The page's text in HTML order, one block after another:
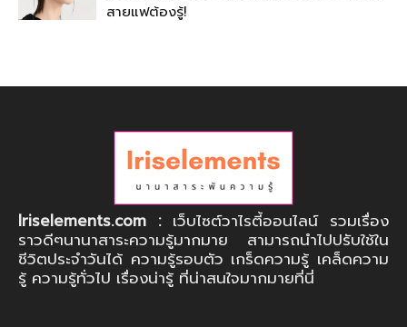
สายแฟต้องรู้!
Iriselements.com : เว็บไซต์วาไรตี้ออนไลน์ รวมเรื่อง
ราวดีๆนานาสาระความรู้มากมาย สามารถนำไปปรับใช้ใน
ชีวิตประจำวันได้ ความรู้รอบตัว เกร็ดความรู้ เคล็ดความ
รู้ ความรู้ทั่วไป เรื่องน่ารู้ ที่น่าสนใจมากมายที่นี่